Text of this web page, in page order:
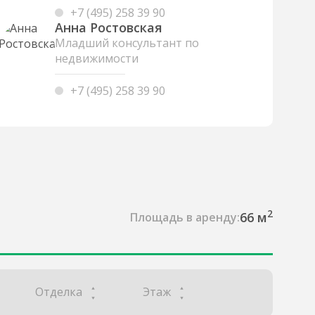
+7 (495) 258 39 90
Анна Ростовская
Младший консультант по
недвижимости
+7 (495) 258 39 90
Площадь в аренду:66 м2
Отделка Этаж